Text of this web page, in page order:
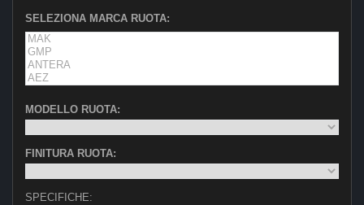
SELEZIONA MARCA RUOTA:
MODELLO RUOTA:
FINITURA RUOTA:
SPECIFICHE: